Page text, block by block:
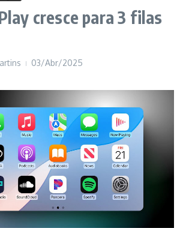
cresce para 3 filas
03/Abr/2025